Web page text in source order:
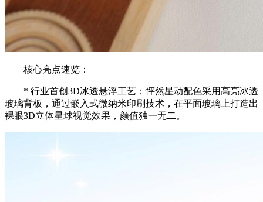
核心亮点速览：
* 行业首创3D冰透悬浮工艺：怦然星动配色采用高亮冰透
玻璃背板，通过嵌入式微纳米印刷技术，在平面玻璃上打造出
裸眼3D立体星球视觉效果，颜值独一无二。